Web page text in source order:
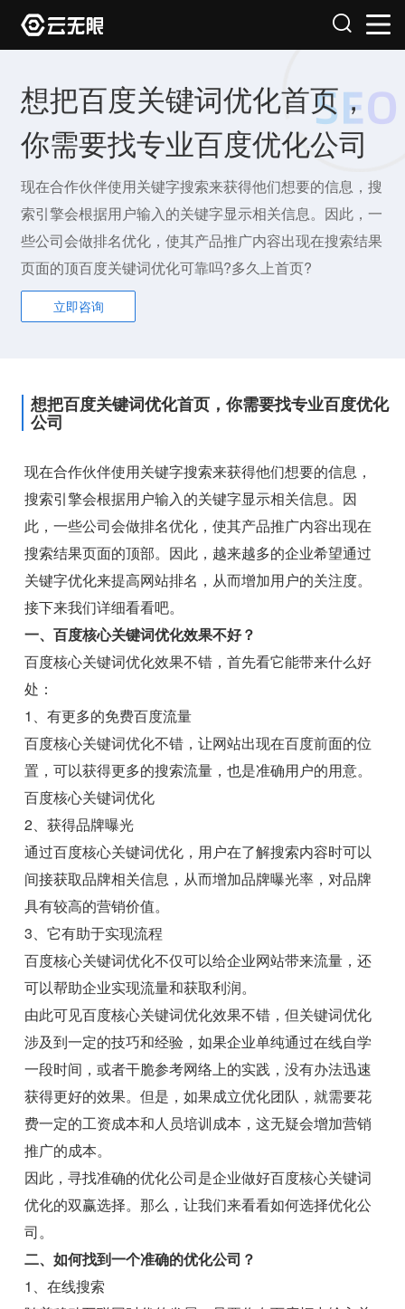
想把百度关键词优化首页，
你需要找专业百度优化公司
现在合作伙伴使用关键字搜索来获得他们想要的信息，搜
索引擎会根据用户输入的关键字显示相关信息。因此，一
些公司会做排名优化，使其产品推广内容出现在搜索结果
页面的顶百度关键词优化可靠吗?多久上首页?
立即咨询
想把百度关键词优化首页，你需要找专业百度优化
公司
现在合作伙伴使用关键字搜索来获得他们想要的信息，
搜索引擎会根据用户输入的关键字显示相关信息。因
此，一些公司会做排名优化，使其产品推广内容出现在
搜索结果页面的顶部。因此，越来越多的企业希望通过
关键字优化来提高网站排名，从而增加用户的关注度。
接下来我们详细看看吧。
一、百度核心关键词优化效果不好？
百度核心关键词优化效果不错，首先看它能带来什么好
处：
1、有更多的免费百度流量
百度核心关键词优化不错，让网站出现在百度前面的位
置，可以获得更多的搜索流量，也是准确用户的用意。
百度核心关键词优化
2、获得品牌曝光
通过百度核心关键词优化，用户在了解搜索内容时可以
间接获取品牌相关信息，从而增加品牌曝光率，对品牌
具有较高的营销价值。
3、它有助于实现流程
百度核心关键词优化不仅可以给企业网站带来流量，还
可以帮助企业实现流量和获取利润。
由此可见百度核心关键词优化效果不错，但关键词优化
涉及到一定的技巧和经验，如果企业单纯通过在线自学
一段时间，或者干脆参考网络上的实践，没有办法迅速
获得更好的效果。但是，如果成立优化团队，就需要花
费一定的工资成本和人员培训成本，这无疑会增加营销
推广的成本。
因此，寻找准确的优化公司是企业做好百度核心关键词
优化的双赢选择。那么，让我们来看看如何选择优化公
司。
二、如何找到一个准确的优化公司？
1、在线搜索